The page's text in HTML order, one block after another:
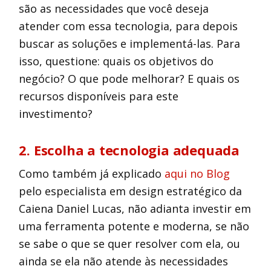
são as necessidades que você deseja
atender com essa tecnologia, para depois
buscar as soluções e implementá-las. Para
isso, questione: quais os objetivos do
negócio? O que pode melhorar? E quais os
recursos disponíveis para este
investimento?
2. Escolha a tecnologia adequada
Como também já explicado aqui no Blog
pelo especialista em design estratégico da
Caiena Daniel Lucas, não adianta investir em
uma ferramenta potente e moderna, se não
se sabe o que se quer resolver com ela, ou
ainda se ela não atende às necessidades